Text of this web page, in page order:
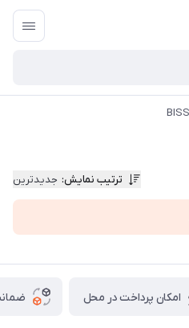
ترتیب نمایش: جدیدترین
امکان پرداخت در محل